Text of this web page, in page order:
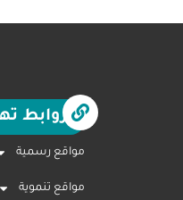
روابط
مواقع رسمية
مواقع تنموية